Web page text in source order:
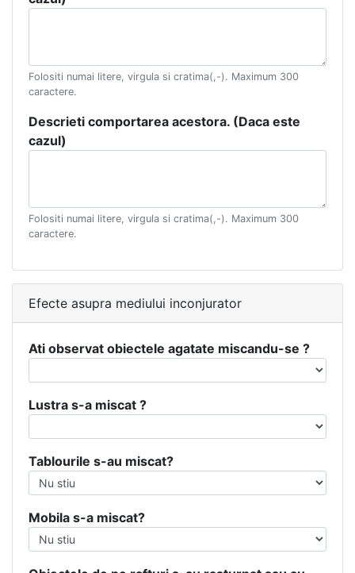
Folositi numai litere, virgula si cratima(,-). Maximum 300
caractere.
Descrieti comportarea acestora. (Daca este
cazul)
Folositi numai litere, virgula si cratima(,-). Maximum 300
caractere.
Efecte asupra mediului inconjurator
Ati observat obiectele agatate miscandu-se ?
Lustra s-a miscat ?
Tablourile s-au miscat?
Mobila s-a miscat?